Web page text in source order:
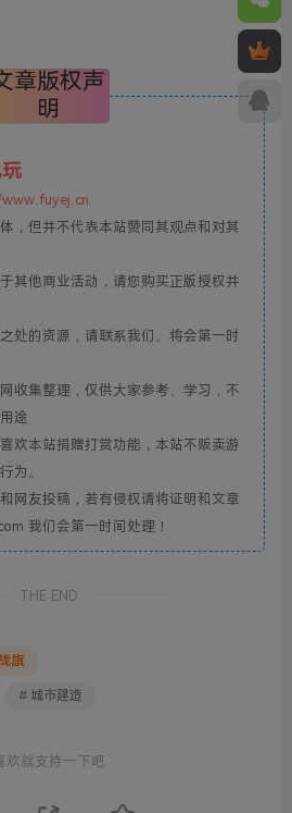
章版权声
明
，但并不代表本站赞同其观点和对其
其他商业活动，请您购买正版授权并
处的资源，请联系我们。将会第一时
收集整理，仅供大家参考、学习，不
途
欢本站捐赠打赏功能，本站不贩卖游
为。
网友投稿，若有侵权请将证明和文章
我们会第一时间处理！
THE END
旗
# 城市建造
欢就支持一下吧